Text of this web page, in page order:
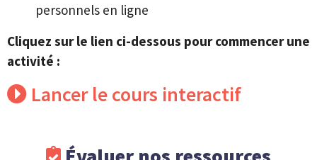
personnels en ligne
Cliquez sur le lien ci-dessous pour commencer une
activité :
Lancer le cours interactif